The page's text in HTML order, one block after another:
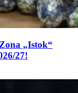
„Istok“
27!